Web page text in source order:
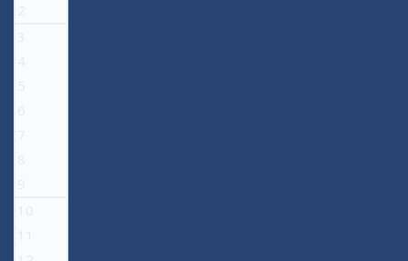
2
3
4
5
6
7
8
9
10
11